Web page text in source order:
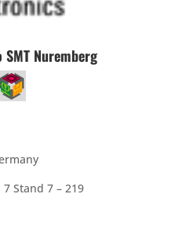
Nuremberg
Stand 7 – 219